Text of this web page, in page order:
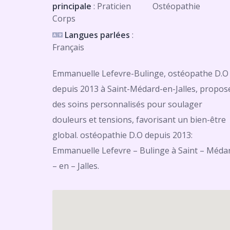
principale : Praticien
Corps
Ostéopathie
Langues parlées :
Français
Emmanuelle Lefevre-Bulinge, ostéopathe D.O
depuis 2013 à Saint-Médard-en-Jalles,
des soins personnalisés pour soulager
douleurs et tensions, favorisant un bien-être
global. ostéopathie D.O depuis 2013:
Emmanuelle Lefevre – Bulinge à Saint –
– en – Jalles.